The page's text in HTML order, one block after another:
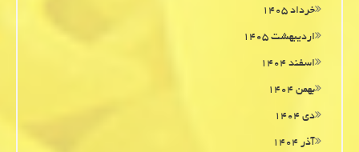
خرداد ۱۴۰۵
اردیبهشت ۱۴۰۵
اسفند ۱۴۰۴
بهمن ۱۴۰۴
دی ۱۴۰۴
آذر ۱۴۰۴